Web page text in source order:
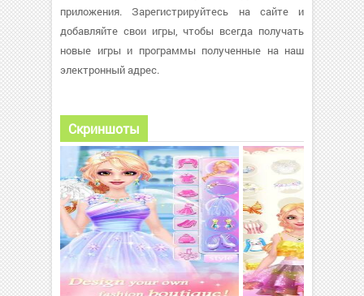
приложения. Зарегистрируйтесь на сайте и
добавляйте свои игры, чтобы всегда получать
новые игры и программы полученные на наш
электронный адрес.
Скриншоты